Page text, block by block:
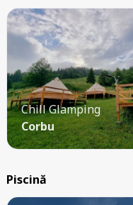
Chill Glamping
Corbu
Piscină